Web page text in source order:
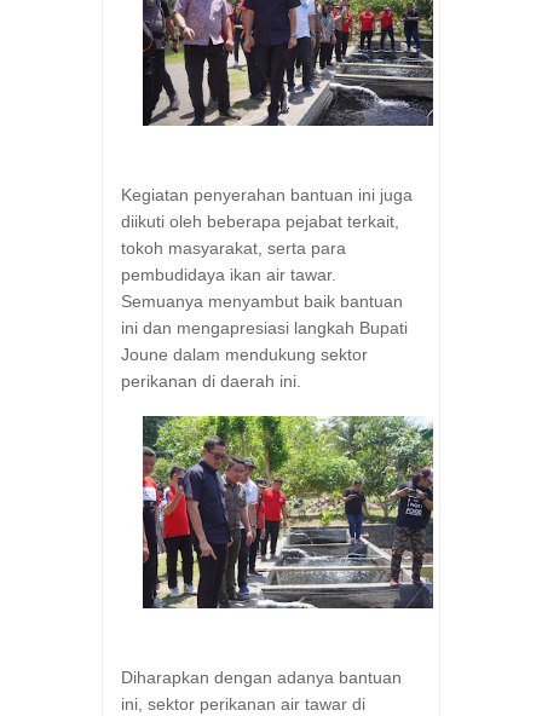
Kegiatan penyerahan bantuan ini juga
diikuti oleh beberapa pejabat terkait,
tokoh masyarakat, serta para
pembudidaya ikan air tawar.
Semuanya menyambut baik bantuan
ini dan mengapresiasi langkah Bupati
Joune dalam mendukung sektor
perikanan di daerah ini.
Diharapkan dengan adanya bantuan
ini, sektor perikanan air tawar di